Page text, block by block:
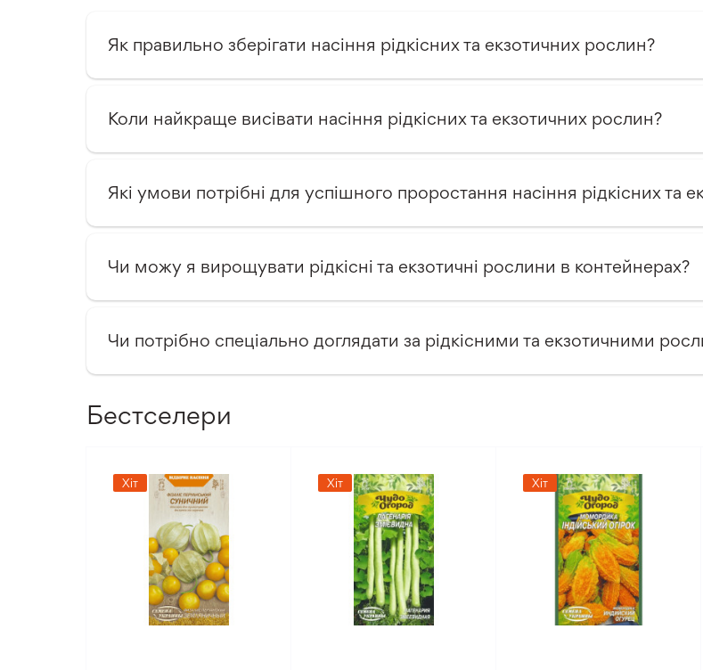
Як правильно зберігати насіння рідкісних та екзотичних рослин?
Коли найкраще висівати насіння рідкісних та екзотичних рослин?
Які умови потрібні для успішного проростання насіння рідкісних та
Чи можу я вирощувати рідкісні та екзотичні рослини в контейнерах?
Чи потрібно спеціально доглядати за рідкісними та екзотичними
Бестселери
Хіт Хіт Хіт